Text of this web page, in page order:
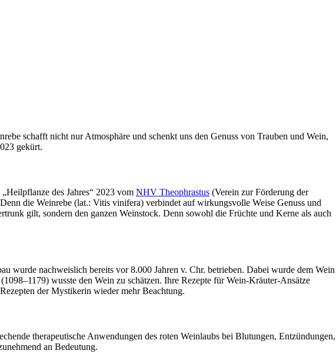
schafft nicht nur Atmosphäre und schenkt uns den Genuss von Trauben und Wein,
gekürt.
des Jahres“ 2023 vom NHV Theophrastus (Verein zur Förderung der
die Weinrebe (lat.: Vitis vinifera) verbindet auf wirkungsvolle Weise Genuss und
gilt, sondern den ganzen Weinstock. Denn sowohl die Früchte und Kerne als auch
wurde nachweislich bereits vor 8.000 Jahren v. Chr. betrieben. Dabei wurde dem Wein
wusste den Wein zu schätzen. Ihre Rezepte für Wein-Kräuter-Ansätze
der Mystikerin wieder mehr Beachtung.
therapeutische Anwendungen des roten Weinlaubs bei Blutungen, Entzündungen,
an Bedeutung.